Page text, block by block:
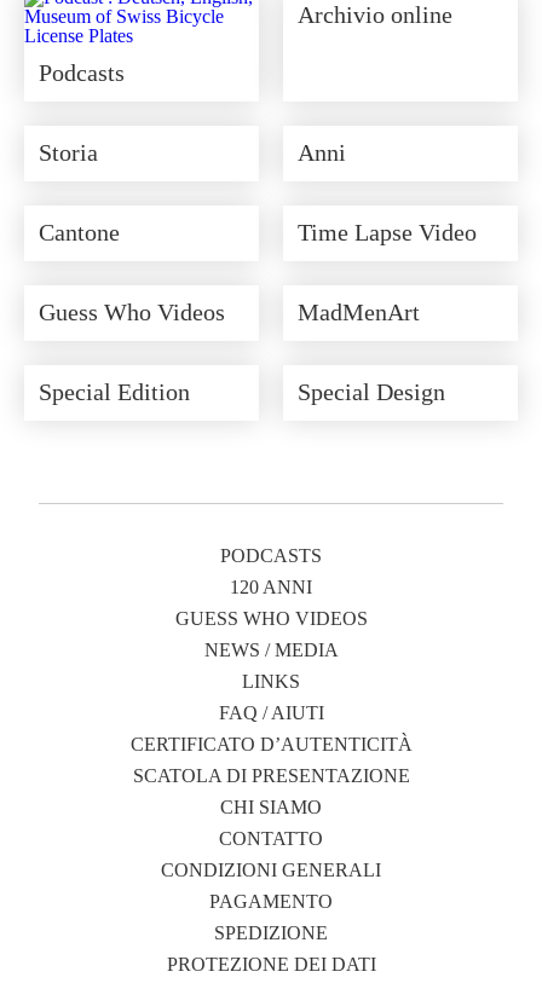
Podcasts
Archivio online
Storia Anni
Cantone Time Lapse Video
Guess Who Videos MadMenArt
Special Edition Special Design
PODCASTS
120 ANNI
GUESS WHO VIDEOS
NEWS / MEDIA
LINKS
FAQ / AIUTI
CERTIFICATO D’AUTENTICITÀ
SCATOLA DI PRESENTAZIONE
CHI SIAMO
CONTATTO
CONDIZIONI GENERALI
PAGAMENTO
SPEDIZIONE
PROTEZIONE DEI DATI